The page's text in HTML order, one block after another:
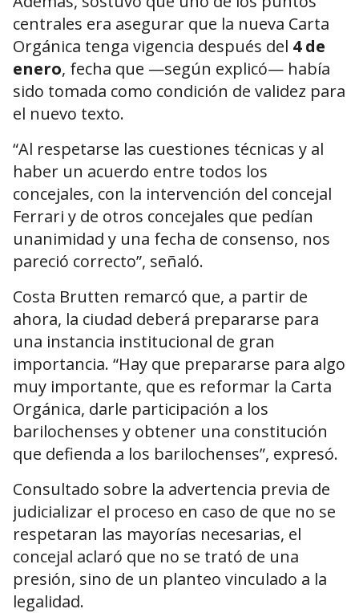
centrales era asegurar que la nueva Carta
Orgánica tenga vigencia después del 4 de
enero, fecha que —según explicó— había
sido tomada como condición de validez para
el nuevo texto.
“Al respetarse las cuestiones técnicas y al
haber un acuerdo entre todos los
concejales, con la intervención del concejal
Ferrari y de otros concejales que pedían
unanimidad y una fecha de consenso, nos
pareció correcto”, señaló.
Costa Brutten remarcó que, a partir de
ahora, la ciudad deberá prepararse para
una instancia institucional de gran
importancia. “Hay que prepararse para algo
muy importante, que es reformar la Carta
Orgánica, darle participación a los
barilochenses y obtener una constitución
que defienda a los barilochenses”, expresó.
Consultado sobre la advertencia previa de
judicializar el proceso en caso de que no se
respetaran las mayorías necesarias, el
concejal aclaró que no se trató de una
presión, sino de un planteo vinculado a la
legalidad.